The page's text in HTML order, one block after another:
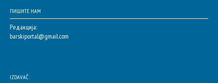
ПИШИТЕ НАМ
Редакција:
barskiportal@gmail.com
IZDAVAČ: